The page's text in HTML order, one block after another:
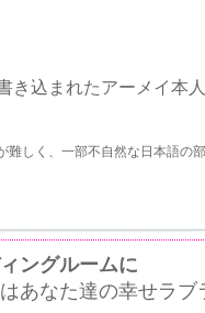
き込まれたアーメイ本
く、一部不自然な日本語の部
ングルームに
あなた達の幸せラブ